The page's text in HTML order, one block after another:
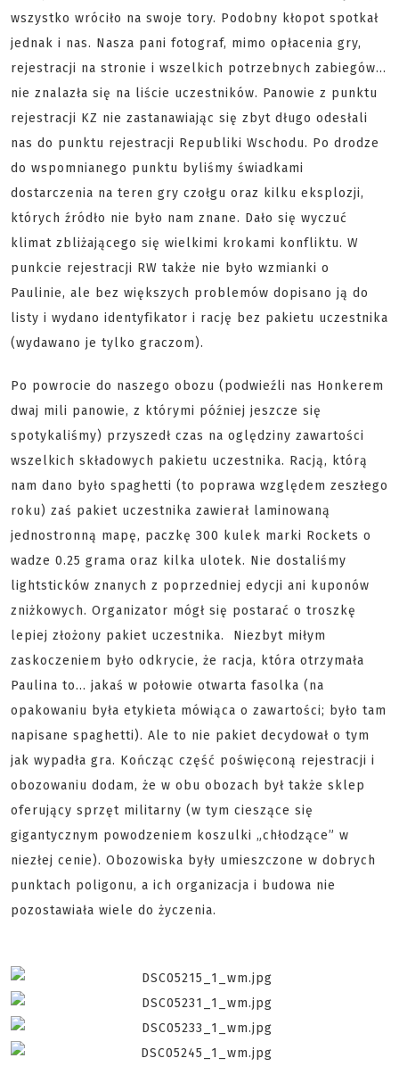
wszystko wróciło na swoje tory. Podobny kłopot spotkał
jednak i nas. Nasza pani fotograf, mimo opłacenia gry,
rejestracji na stronie i wszelkich potrzebnych zabiegów...
nie znalazła się na liście uczestników. Panowie z punktu
rejestracji KZ nie zastanawiając się zbyt długo odesłali
nas do punktu rejestracji Republiki Wschodu. Po drodze
do wspomnianego punktu byliśmy świadkami
dostarczenia na teren gry czołgu oraz kilku eksplozji,
których źródło nie było nam znane. Dało się wyczuć
klimat zbliżającego się wielkimi krokami konfliktu. W
punkcie rejestracji RW także nie było wzmianki o
Paulinie, ale bez większych problemów dopisano ją do
listy i wydano identyfikator i rację bez pakietu uczestnika
(wydawano je tylko graczom).
Po powrocie do naszego obozu (podwieźli nas Honkerem
dwaj mili panowie, z którymi później jeszcze się
spotykaliśmy) przyszedł czas na oględziny zawartości
wszelkich składowych pakietu uczestnika. Racją, którą
nam dano było spaghetti (to poprawa względem zeszłego
roku) zaś pakiet uczestnika zawierał laminowaną
jednostronną mapę, paczkę 300 kulek marki Rockets o
wadze 0.25 grama oraz kilka ulotek. Nie dostaliśmy
lightsticków znanych z poprzedniej edycji ani kuponów
zniżkowych. Organizator mógł się postarać o troszkę
lepiej złożony pakiet uczestnika. Niezbyt miłym
zaskoczeniem było odkrycie, że racja, która otrzymała
Paulina to... jakaś w połowie otwarta fasolka (na
opakowaniu była etykieta mówiąca o zawartości; było tam
napisane spaghetti). Ale to nie pakiet decydował o tym
jak wypadła gra. Kończąc część poświęconą rejestracji i
obozowaniu dodam, że w obu obozach był także sklep
oferujący sprzęt militarny (w tym cieszące się
gigantycznym powodzeniem koszulki „chłodzące” w
niezłej cenie). Obozowiska były umieszczone w dobrych
punktach poligonu, a ich organizacja i budowa nie
pozostawiała wiele do życzenia.